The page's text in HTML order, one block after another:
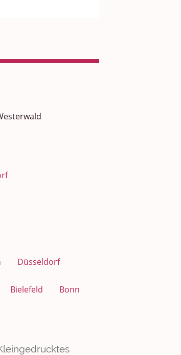
Düsseldorf
Bielefeld Bonn